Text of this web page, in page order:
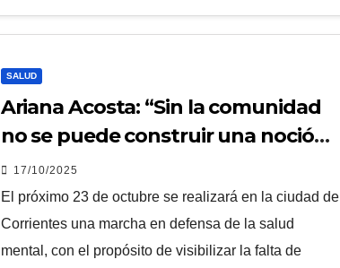
SALUD
Ariana Acosta: “Sin la comunidad
no se puede construir una noción
adecuada de salud mental”
17/10/2025
El próximo 23 de octubre se realizará en la ciudad de
Corrientes una marcha en defensa de la salud
mental, con el propósito de visibilizar la falta de